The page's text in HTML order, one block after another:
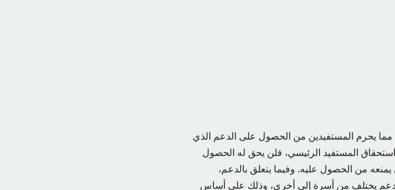
يحرم المستفيدين من الحصول على الدعم الذي
المستفيد الرئيسي، فلن يحق له الحصول
من الحصول عليه. وفيما يتعلق بالدعم،
الدعم يختلف من أسرة إلى أخرى، وذلك على أساس